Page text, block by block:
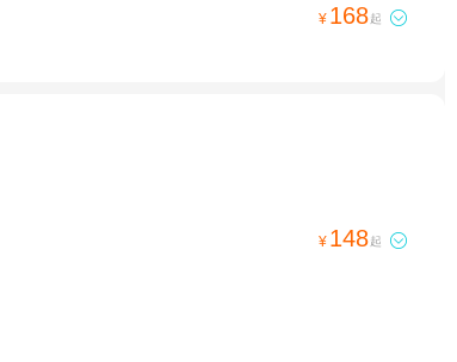
¥ 168起 
¥ 148起 